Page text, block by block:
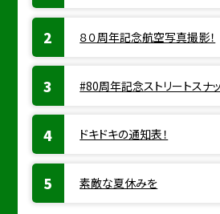
８０周年記念航空写真撮影！
#80周年記念ストリートスナ
ドキドキの通知表！
素敵な夏休みを